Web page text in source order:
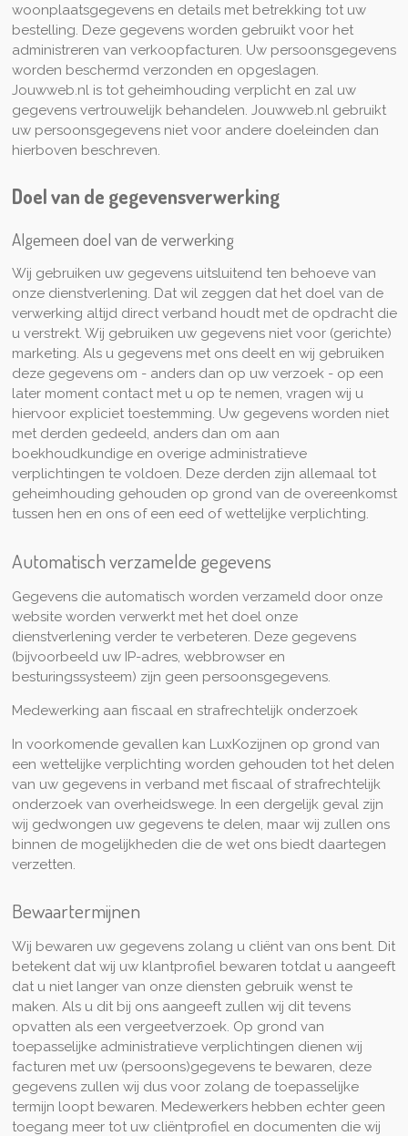
woonplaatsgegevens en details met betrekking tot uw
bestelling. Deze gegevens worden gebruikt voor het
administreren van verkoopfacturen. Uw persoonsgegevens
worden beschermd verzonden en opgeslagen.
Jouwweb.nl is tot geheimhouding verplicht en zal uw
gegevens vertrouwelijk behandelen. Jouwweb.nl gebruikt
uw persoonsgegevens niet voor andere doeleinden dan
hierboven beschreven.
Doel van de gegevensverwerking
Algemeen doel van de verwerking
Wij gebruiken uw gegevens uitsluitend ten behoeve van
onze dienstverlening. Dat wil zeggen dat het doel van de
verwerking altijd direct verband houdt met de opdracht die
u verstrekt. Wij gebruiken uw gegevens niet voor (gerichte)
marketing. Als u gegevens met ons deelt en wij gebruiken
deze gegevens om - anders dan op uw verzoek - op een
later moment contact met u op te nemen, vragen wij u
hiervoor expliciet toestemming. Uw gegevens worden niet
met derden gedeeld, anders dan om aan
boekhoudkundige en overige administratieve
verplichtingen te voldoen. Deze derden zijn allemaal tot
geheimhouding gehouden op grond van de overeenkomst
tussen hen en ons of een eed of wettelijke verplichting.
Automatisch verzamelde gegevens
Gegevens die automatisch worden verzameld door onze
website worden verwerkt met het doel onze
dienstverlening verder te verbeteren. Deze gegevens
(bijvoorbeeld uw IP-adres, webbrowser en
besturingssysteem) zijn geen persoonsgegevens.
Medewerking aan fiscaal en strafrechtelijk onderzoek
In voorkomende gevallen kan LuxKozijnen op grond van
een wettelijke verplichting worden gehouden tot het delen
van uw gegevens in verband met fiscaal of strafrechtelijk
onderzoek van overheidswege. In een dergelijk geval zijn
wij gedwongen uw gegevens te delen, maar wij zullen ons
binnen de mogelijkheden die de wet ons biedt daartegen
verzetten.
Bewaartermijnen
Wij bewaren uw gegevens zolang u cliënt van ons bent. Dit
betekent dat wij uw klantprofiel bewaren totdat u aangeeft
dat u niet langer van onze diensten gebruik wenst te
maken. Als u dit bij ons aangeeft zullen wij dit tevens
opvatten als een vergeetverzoek. Op grond van
toepasselijke administratieve verplichtingen dienen wij
facturen met uw (persoons)gegevens te bewaren, deze
gegevens zullen wij dus voor zolang de toepasselijke
termijn loopt bewaren. Medewerkers hebben echter geen
toegang meer tot uw cliëntprofiel en documenten die wij